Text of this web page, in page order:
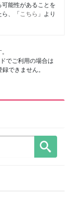
能性があることを
ら、「 こちら 」より
でご利用の場合は
できません。